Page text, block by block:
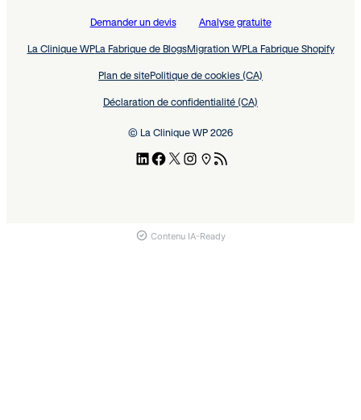
Demander un devis Analyse gratuite
La Clinique WPLa Fabrique de BlogsMigration WPLa Fabrique Shopify
Plan de sitePolitique de cookies (CA)
Déclaration de confidentialité (CA)
© La Clinique WP 2026
Contenu IA-Ready